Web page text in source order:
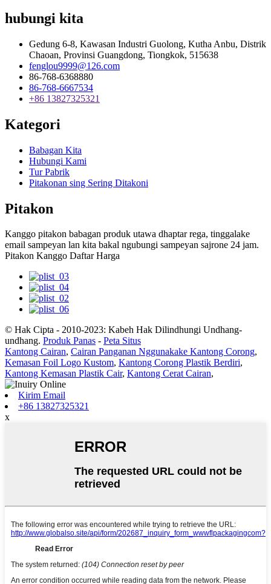
hubungi kita
Gedung 6-8, Kawasan Industri Guolong, Kutha Anbu, Distrik
Chaoan, Provinsi Guangdong, Tiongkok, 515638
fenglou9999@126.com
86-768-6368880
86-768-6667534
+86 13827325321
Kategori
Babagan Kita
Hubungi Kami
Tur Pabrik
Pitakonan sing Sering Ditakoni
Pitakon
Kanggo pitakon babagan produk utawa dhaptar rega, tinggalake
email sampeyan lan kita bakal ngubungi sampeyan sajrone 24 jam.
Pitakon Kanggo Daftar Harga
© Hak Cipta - 2010-2023: Kabeh Hak Dilindhungi Undhang-
undhang. Produk Panas - Peta Situs
Kantong Cairan, Cairan Panganan Nggunakake Kantong Corong,
Kemasan Foil Logo Kustom, Kantong Corong Plastik Berdiri,
Kantong Kemasan Plastik Cair, Kantong Cerat Cairan,
Kirim Email
+86 13827325321
x